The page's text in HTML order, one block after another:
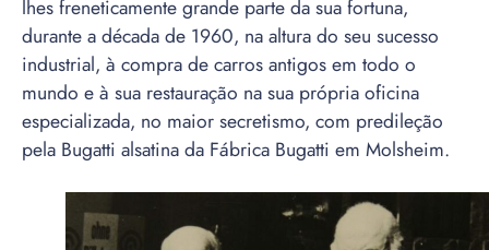
lhes freneticamente grande parte da sua fortuna,
durante a década de 1960, na altura do seu sucesso
industrial, à compra de carros antigos em todo o
mundo e à sua restauração na sua própria oficina
especializada, no maior secretismo, com predileção
pela Bugatti alsatina da Fábrica Bugatti em Molsheim.